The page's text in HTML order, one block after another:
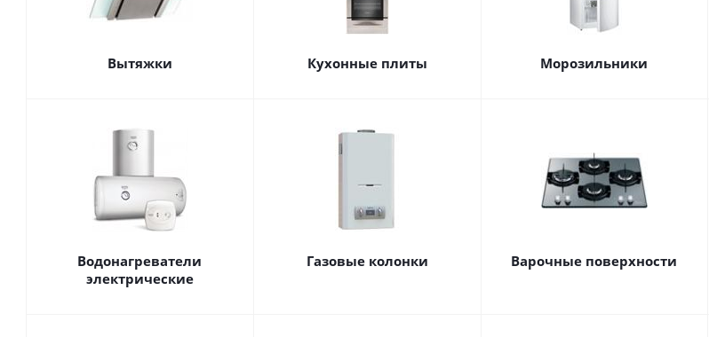
Вытяжки Кухонные плиты Морозильники
Водонагреватели
электрические
Газовые колонки Варочные поверхности